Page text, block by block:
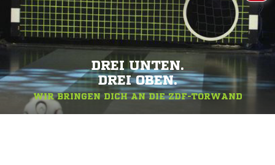
DREI UNTEN.
DREI OBEN.
WIR BRINGEN DICH AN DIE ZDF-TORWAND